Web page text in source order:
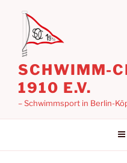
springen
SCHWIMM-
1910 E.V.
– Schwimmsport in Berlin-